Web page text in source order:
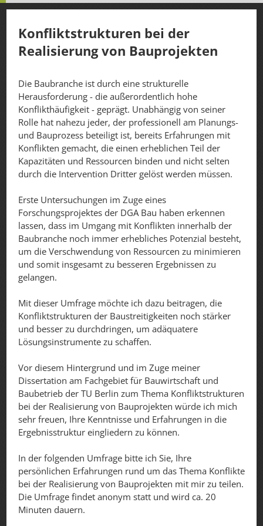
Konfliktstrukturen bei der
Realisierung von Bauprojekten
Die Baubranche ist durch eine strukturelle
Herausforderung - die außerordentlich hohe
Konflikthäufigkeit - geprägt. Unabhängig von seiner
Rolle hat nahezu jeder, der professionell am Planungs-
und Bauprozess beteiligt ist, bereits Erfahrungen mit
Konflikten gemacht, die einen erheblichen Teil der
Kapazitäten und Ressourcen binden und nicht selten
durch die Intervention Dritter gelöst werden müssen.
Erste Untersuchungen im Zuge eines
Forschungsprojektes der DGA Bau haben erkennen
lassen, dass im Umgang mit Konflikten innerhalb der
Baubranche noch immer erhebliches Potenzial besteht,
um die Verschwendung von Ressourcen zu minimieren
und somit insgesamt zu besseren Ergebnissen zu
gelangen.
Mit dieser Umfrage möchte ich dazu beitragen, die
Konfliktstrukturen der Baustreitigkeiten noch stärker
und besser zu durchdringen, um adäquatere
Lösungsinstrumente zu schaffen.
Vor diesem Hintergrund und im Zuge meiner
Dissertation am Fachgebiet für Bauwirtschaft und
Baubetrieb der TU Berlin zum Thema Konfliktstrukturen
bei der Realisierung von Bauprojekten würde ich mich
sehr freuen, Ihre Kenntnisse und Erfahrungen in die
Ergebnisstruktur eingliedern zu können.
In der folgenden Umfrage bitte ich Sie, Ihre
persönlichen Erfahrungen rund um das Thema Konflikte
bei der Realisierung von Bauprojekten mit mir zu teilen.
Die Umfrage findet anonym statt und wird ca. 20
Minuten dauern.